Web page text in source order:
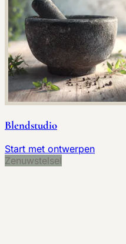
Blendstudio
Start met ontwerpen
Zenuwstelsel